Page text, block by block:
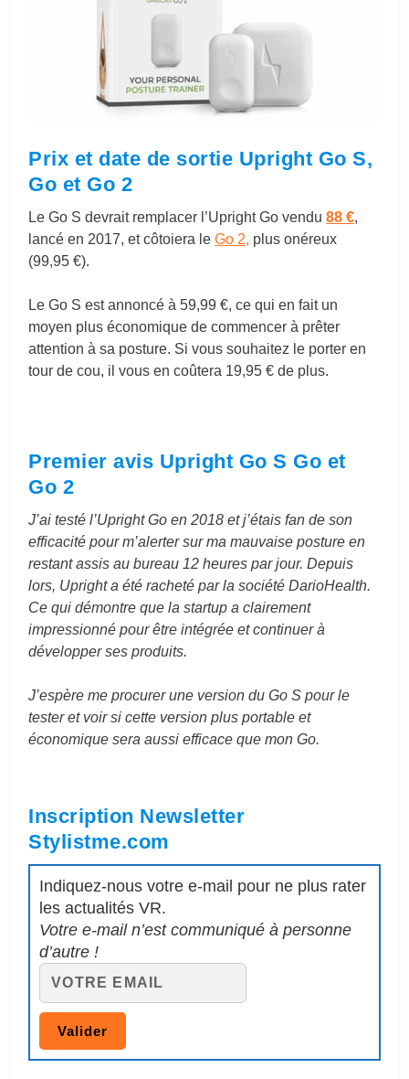
Prix et date de sortie Upright Go S,
Go et Go 2
Le Go S devrait remplacer l’Upright Go vendu88 €,
lancé en 2017, et côtoiera leGo 2, plus onéreux
(99,95 €).
Le Go S est annoncé à 59,99 €, ce qui en fait un
moyen plus économique de commencer à prêter
attention à sa posture. Si vous souhaitez le porter en
tour de cou, il vous en coûtera 19,95 € de plus.
Premier avis Upright Go S Go et
Go 2
J’ai testé l’Upright Go en 2018 et j’étais fan de son
efficacité pour m’alerter sur ma mauvaise posture en
restant assis au bureau 12 heures par jour. Depuis
lors, Upright a été racheté par la société DarioHealth.
Ce qui démontre que la startup a clairement
impressionné pour être intégrée et continuer à
développer ses produits.
J’espère me procurer une version du Go S pour le
tester et voir si cette version plus portable et
économique sera aussi efficace que mon Go.
Inscription Newsletter
Stylistme.com
Indiquez-nous votre e-mail pour ne plus rater
les actualités VR.
Votre e-mail n’est communiqué à personne
d’autre !